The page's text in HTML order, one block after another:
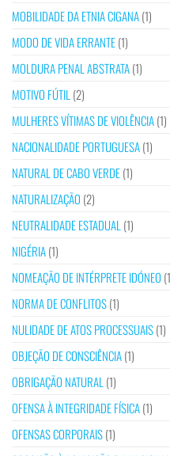
MOBILIDADE DA ETNIA CIGANA(1)
MODO DE VIDA ERRANTE(1)
MOLDURA PENAL ABSTRATA(1)
MOTIVO FÚTIL(2)
MULHERES VÍTIMAS DE VIOLÊNCIA(1)
NACIONALIDADE PORTUGUESA(1)
NATURAL DE CABO VERDE(1)
NATURALIZAÇÃO (2)
NEUTRALIDADE ESTADUAL(1)
NIGÉRIA(1)
NOMEAÇÃO DE INTÉRPRETE IDÓNEO
NORMA DE CONFLITOS(1)
NULIDADE DE ATOS PROCESSUAIS(1)
OBJEÇÃO DE CONSCIÊNCIA(1)
OBRIGAÇÃO NATURAL(1)
OFENSA À INTEGRIDADE FÍSICA(1)
OFENSAS CORPORAIS(1)